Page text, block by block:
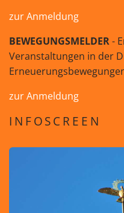
zur Anmeldung
BEWEGUNGSMELDER-
Veranstaltungen in der
zur Anmeldung
INFOSCREEN